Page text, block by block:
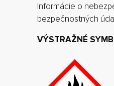
Informácie o
bezpečnostných
VÝSTRAŽNÉ